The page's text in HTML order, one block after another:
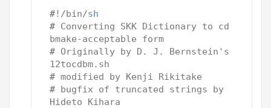
#!/bin/sh
# Converting SKK Dictionary to cd
bmake-acceptable form
# Originally by D. J. Bernstein's
12tocdbm.sh
# modified by Kenji Rikitake
# bugfix of truncated strings by
Hideto Kihara